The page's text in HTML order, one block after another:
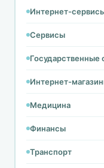
Интернет-
Сервисы
Государственные
Интернет-
Медицина
Финансы
Транспорт